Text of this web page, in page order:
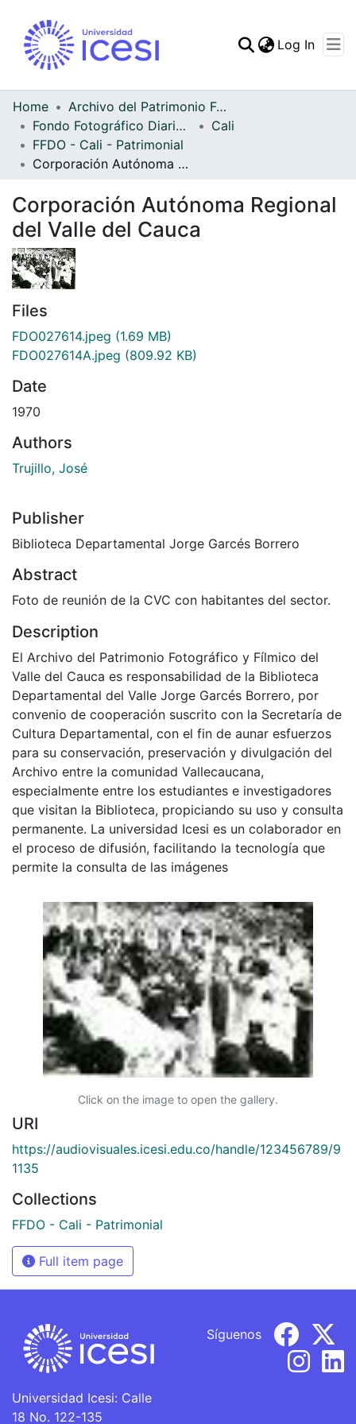
Statistics
Log In
Home
Archivo del Patrimonio Fotográfico y Fílmico del Valle del Cauca
Fondo Fotográfico Diario Occidente
Cali
FFDO - Cali - Patrimonial
Corporación Autónoma Regional del Valle del Cauca
Corporación Autónoma Regional
del Valle del Cauca
Files
FDO027614.jpeg (1.69 MB)
FDO027614A.jpeg (809.92 KB)
Date
1970
Authors
Trujillo, José
Publisher
Biblioteca Departamental Jorge Garcés Borrero
Abstract
Foto de reunión de la CVC con habitantes del sector.
Description
El Archivo del Patrimonio Fotográfico y Fílmico del
Valle del Cauca es responsabilidad de la Biblioteca
Departamental del Valle Jorge Garcés Borrero, por
convenio de cooperación suscrito con la Secretaría de
Cultura Departamental, con el fin de aunar esfuerzos
para su conservación, preservación y divulgación del
Archivo entre la comunidad Vallecaucana,
especialmente entre los estudiantes e investigadores
que visitan la Biblioteca, propiciando su uso y consulta
permanente. La universidad Icesi es un colaborador en
el proceso de difusión, facilitando la tecnología que
permite la consulta de las imágenes
Click on the image to open the gallery.
URI
https://audiovisuales.icesi.edu.co/handle/123456789/9
1135
Collections
FFDO - Cali - Patrimonial
Full item page
Universidad Icesi: Calle
18 No. 122-135
Síguenos